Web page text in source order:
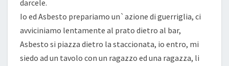
darcele.
Io ed Asbesto prepariamo un`azione di guerriglia, ci
avviciniamo lentamente al prato dietro al bar,
Asbesto si piazza dietro la staccionata, io entro, mi
siedo ad un tavolo con un ragazzo ed una ragazza, li